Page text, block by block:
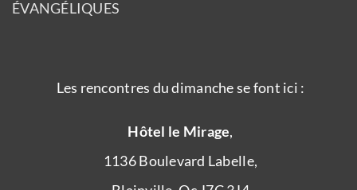
ÉVANGÉLIQUES
Les rencontres du dimanche se font ici :
Hôtel le Mirage,
1136 Boulevard Labelle,